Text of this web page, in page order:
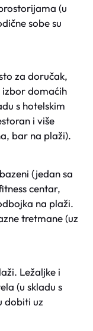
(u
sobe su
za doručak,
izbor domaćih
s hotelskim
i više
bar na plaži).
(jedan sa
centar,
na plaži.
tretmane (uz
Ležaljke i
(u skladu s
dobiti uz